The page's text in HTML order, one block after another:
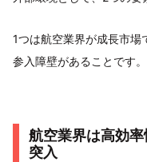
1つは航空業界が成長市場
参入障壁があることです。
航空業界は高効
突入